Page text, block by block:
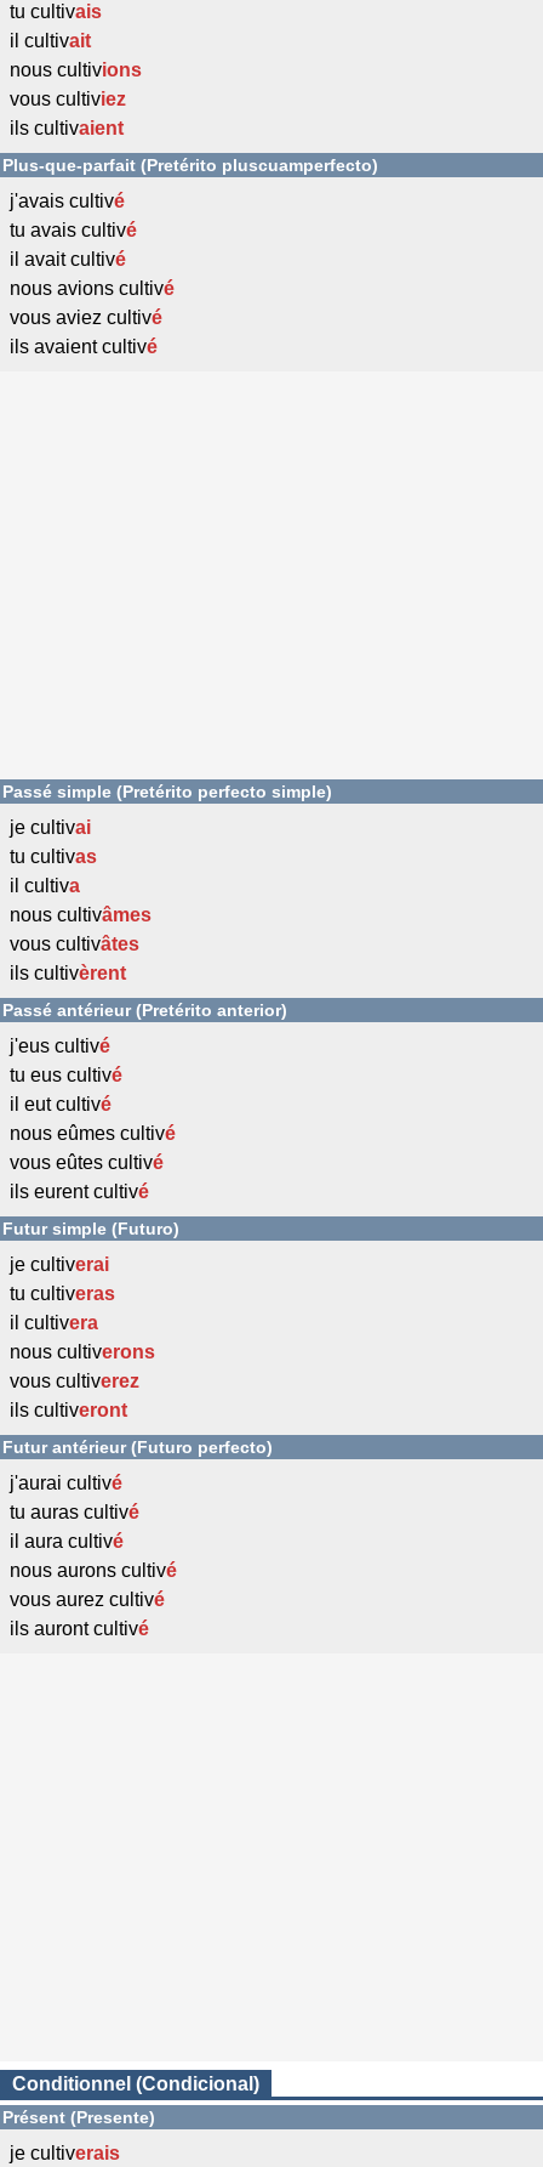
tu cultivais
il cultivait
nous cultivions
vous cultiviez
ils cultivaient
Plus-que-parfait (Pretérito pluscuamperfecto)
j'avais cultivé
tu avais cultivé
il avait cultivé
nous avions cultivé
vous aviez cultivé
ils avaient cultivé
Passé simple (Pretérito perfecto simple)
je cultivai
tu cultivas
il cultiva
nous cultivâmes
vous cultivâtes
ils cultivèrent
Passé antérieur (Pretérito anterior)
j'eus cultivé
tu eus cultivé
il eut cultivé
nous eûmes cultivé
vous eûtes cultivé
ils eurent cultivé
Futur simple (Futuro)
je cultiverai
tu cultiveras
il cultivera
nous cultiverons
vous cultiverez
ils cultiveront
Futur antérieur (Futuro perfecto)
j'aurai cultivé
tu auras cultivé
il aura cultivé
nous aurons cultivé
vous aurez cultivé
ils auront cultivé
Conditionnel (Condicional)
Présent (Presente)
je cultiverais